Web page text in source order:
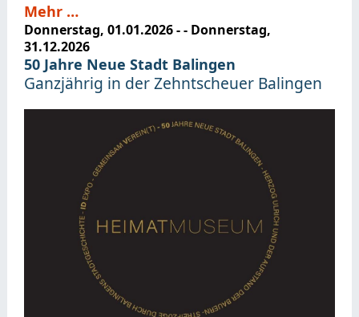
Donnerstag, 01.01.2026- - Donnerstag,
31.12.2026
50 Jahre Neue Stadt Balingen
Ganzjährig in der Zehntscheuer Balingen
Mehr …